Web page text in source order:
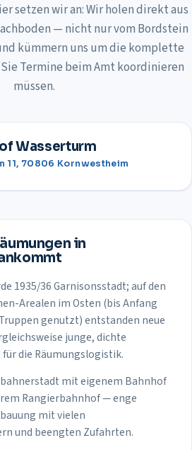
setzen wir an: Wir holen direkt aus
— nicht nur vom Bordstein
kümmern uns um die komplette
Termine beim Amt koordinieren
müssen.
Wasserturm
11, 70806 Kornwestheim
in
1935/36 Garnisonsstadt; auf den
Arealen im Osten (bis Anfang
genutzt) entstanden neue
junge, dichte
die Räumungslogistik.
mit eigenem Bahnhof
Rangierbahnhof — enge
mit vielen
und beengten Zufahrten.